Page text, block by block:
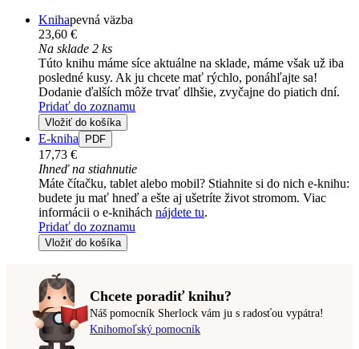
Knihapevná väzba
23,60 €
Na sklade 2 ks
Túto knihu máme síce aktuálne na sklade, máme však už iba
posledné kusy. Ak ju chcete mať rýchlo, ponáhľajte sa!
Dodanie ďalších môže trvať dlhšie, zvyčajne do piatich dní.
Pridať do zoznamu
Vložiť do košíka
E-kniha PDF
17,73 €
Ihneď na stiahnutie
Máte čítačku, tablet alebo mobil? Stiahnite si do nich e-knihu:
budete ju mať hneď a ešte aj ušetríte život stromom. Viac
informácii o e-knihách nájdete tu.
Pridať do zoznamu
Vložiť do košíka
Chcete poradiť knihu?
Náš pomocník Sherlock vám ju s radosťou vypátra!
Knihomoľský pomocník